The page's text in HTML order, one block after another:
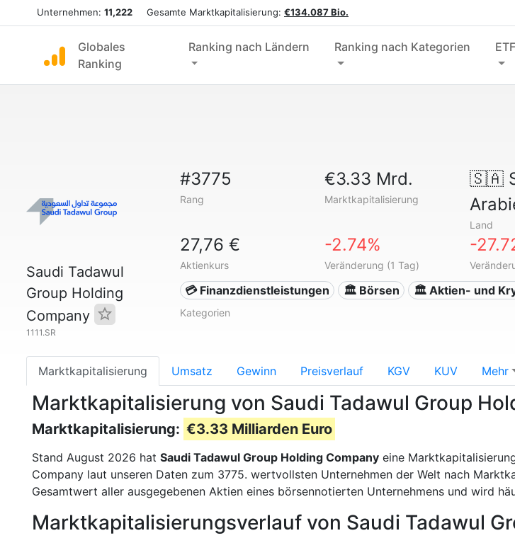
Unternehmen: 11,222 Gesamte Marktkapitalisierung: €134.087 Bio.
Globales
Ranking
Ranking nach Ländern Ranking nach Kategorien
Saudi Tadawul
Group Holding
Company
1111.SR
#3775
Rang
€3.33 Mrd.
Marktkapitalisierung
🇸🇦
Land
27,76 €
Aktienkurs
-2.74%
Veränderung (1 Tag)
-
💳 Finanzdienstleistungen 🏛 Börsen 🏛 Aktien- und
Kategorien
Marktkapitalisierung Umsatz Gewinn Preisverlauf KGV KUV Mehr
Marktkapitalisierung von Saudi Tadawul Group
Marktkapitalisierung: €3.33 Milliarden Euro
Stand August 2026 hat Saudi Tadawul Group Holding Company eine
Company laut unseren Daten zum 3775. wertvollsten Unternehmen der Welt nach
Gesamtwert aller ausgegebenen Aktien eines börsennotierten Unternehmens und wird
Marktkapitalisierungsverlauf von Saudi Tadawul